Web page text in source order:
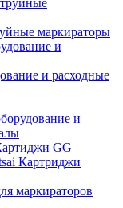
маркираторы
и расходные
и
GG
Картриджи